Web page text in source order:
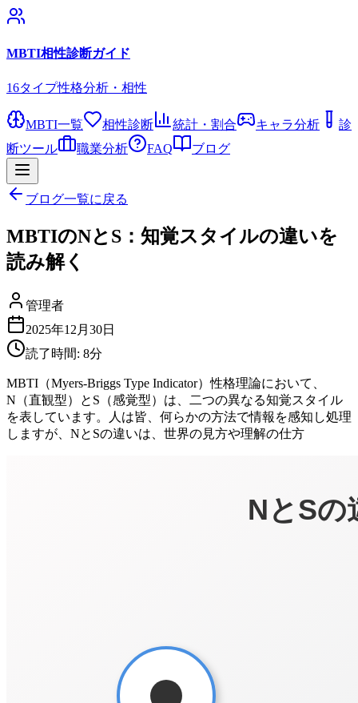
MBTI相性診断ガイド
16タイプ性格分析・相性
MBTI一覧 相性診断 統計・割合 キャラ分析
診
断ツール
職業分析 FAQ ブログ
ブログ一覧に戻る
MBTIのNとS：知覚スタイルの違いを
読み解く
管理者
2025年12月30日
読了時間: 8分
MBTI（Myers-Briggs Type Indicator）性格理論において、
N（直観型）とS（感覚型）は、二つの異なる知覚スタイル
を表しています。人は皆、何らかの方法で情報を感知し処理
しますが、NとSの違いは、世界の見方や理解の仕方